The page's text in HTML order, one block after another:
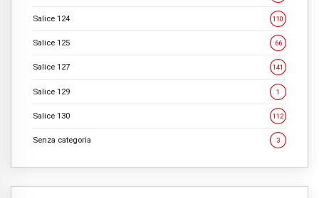
Salice 124 110
Salice 125 66
Salice 127 141
Salice 129 1
Salice 130 112
Senza categoria 3